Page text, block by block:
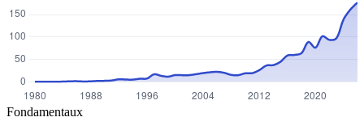
Fondamentaux